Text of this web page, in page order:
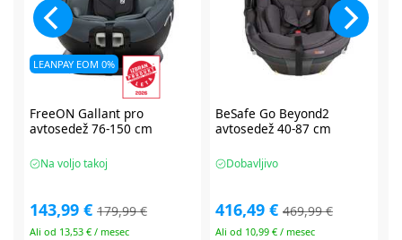
BeSafe Go Beyond2
avtosedež 40-87 cm
Dobavljivo
416,49 € 469,99 €
Ali od 10,99 € / mesec
BeSafe Go Beyond2
avtosedež 40-87 cm
Dobavljivo
416,49 € 479,99 €
Ali od 10,99 € / mesec